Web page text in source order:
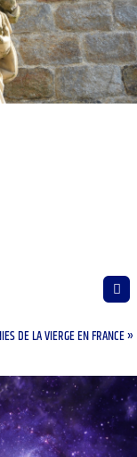
DE LA VIERGE EN FRANCE »